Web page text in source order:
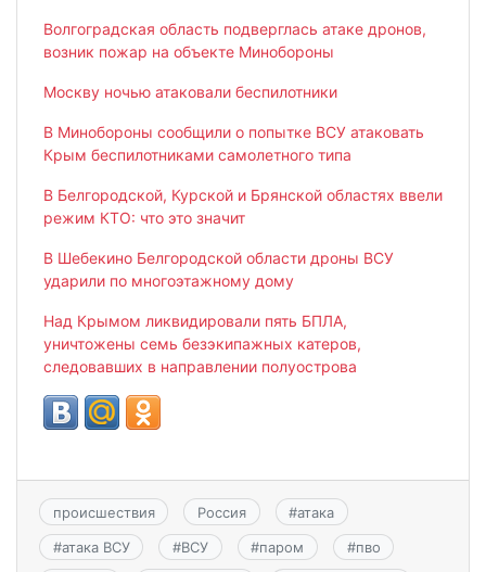
Волгоградская область подверглась атаке дронов,
возник пожар на объекте Минобороны
Москву ночью атаковали беспилотники
В Минобороны сообщили о попытке ВСУ атаковать
Крым беспилотниками самолетного типа
В Белгородской, Курской и Брянской областях ввели
режим КТО: что это значит
В Шебекино Белгородской области дроны ВСУ
ударили по многоэтажному дому
Над Крымом ликвидировали пять БПЛА,
уничтожены семь безэкипажных катеров,
следовавших в направлении полуострова
происшествия Россия #атака
#атака ВСУ #ВСУ #паром #пво